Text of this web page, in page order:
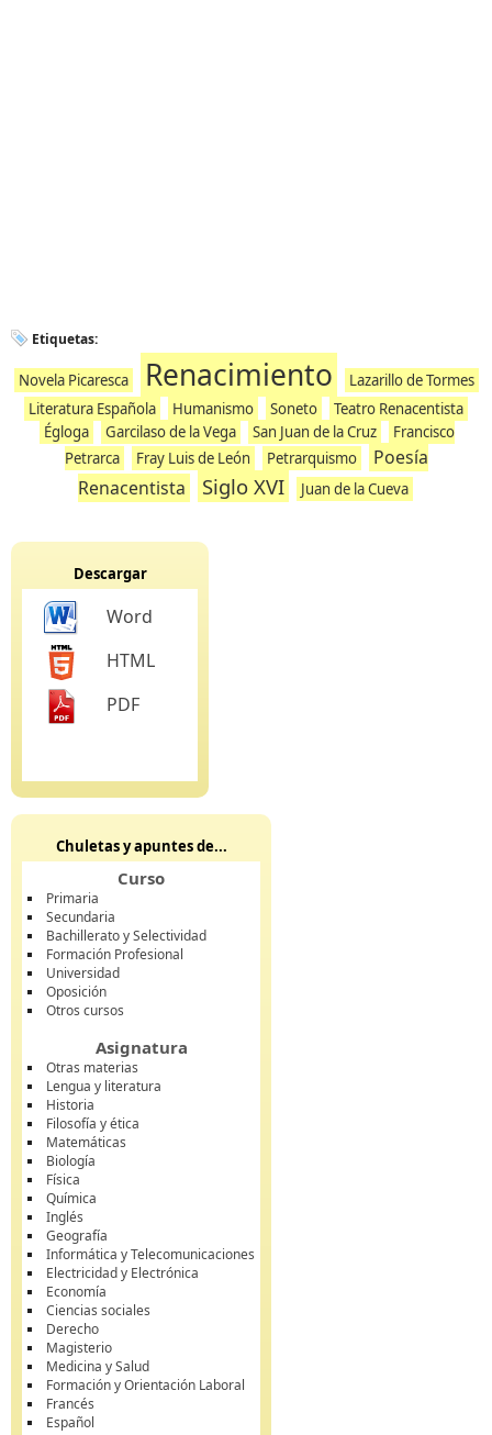
Etiquetas:
Novela Picaresca Renacimiento
Lazarillo de Tormes
Literatura Española
Humanismo Soneto
Teatro Renacentista
Égloga
Garcilaso de la Vega San Juan de la Cruz
Francisco
Petrarca
Fray Luis de León Petrarquismo
Poesía
Renacentista
Siglo XVI Juan de la Cueva
Descargar
Word
HTML
PDF
Chuletas y apuntes de...
Curso
Primaria
Secundaria
Bachillerato y Selectividad
Formación Profesional
Universidad
Oposición
Otros cursos
Asignatura
Otras materias
Lengua y literatura
Historia
Filosofía y ética
Matemáticas
Biología
Física
Química
Inglés
Geografía
Informática y Telecomunicaciones
Electricidad y Electrónica
Economía
Ciencias sociales
Derecho
Magisterio
Medicina y Salud
Formación y Orientación Laboral
Francés
Español